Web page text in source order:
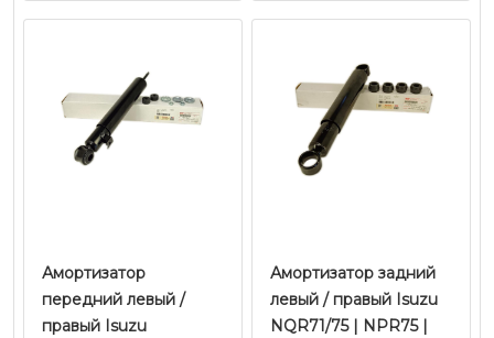
Амортизатор
передний левый /
правый Isuzu
Амортизатор задний
левый / правый Isuzu
NQR71/75 | NPR75 |